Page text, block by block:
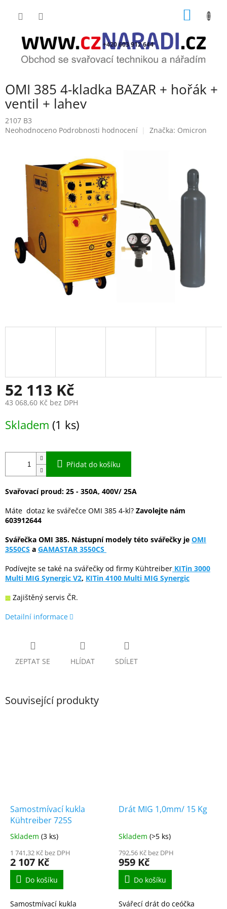
+420 603 912 644
OMI 385 4-kladka BAZAR + hořák +
ventil + lahev
2107 B3
Průměrné
hvězdiček.
Neohodnoceno Podrobnosti hodnocení Značka: Omicron
52 113 Kč
43 068,60 Kč bez DPH
cena:
Skladem (1 ks)
Přidat do košíku
Svařovací proud: 25 - 350A, 400V/ 25A
Máte dotaz ke svářečce OMI 385 4-kl? Zavolejte nám
603912644
Svářečka OMI 385. Nástupní modely této svářečky je OMI
3550CS a GAMASTAR 3550CS
Podívejte se také na svářečky od firmy Kühtreiber KITin 3000
Multi MIG Synergic V2, KITin 4100 Multi MIG Synergic
Zajištěný servis ČR.
Detailní informace
ZEPTAT SE HLÍDAT SDÍLET
Související produkty
Samostmívací kukla
Kühtreiber 725S
Skladem (3 ks)
1 741,32 Kč bez DPH
2 107 Kč
Do košíku
Samostmívací kukla
Drát MIG 1,0mm/ 15 Kg
Skladem (>5 ks)
792,56 Kč bez DPH
959 Kč
Do košíku
Svářecí drát do ceóčka